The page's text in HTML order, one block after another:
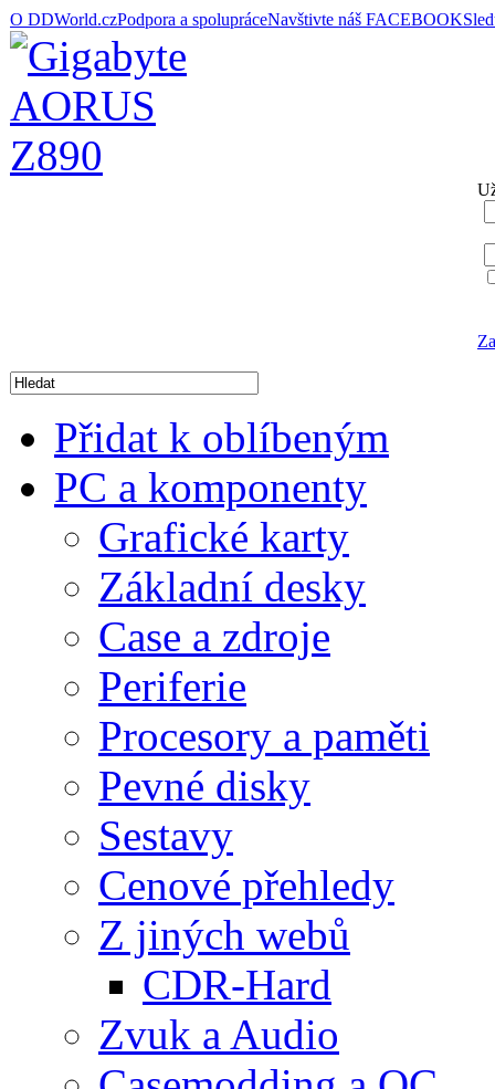
O DDWorld.czPodpora a spolupráceNavštivte náš FACEBOOK
Přidat k oblíbeným
PC a komponenty
Grafické karty
Základní desky
Case a zdroje
Periferie
Procesory a paměti
Pevné disky
Sestavy
Cenové přehledy
Z jiných webů
CDR-Hard
Zvuk a Audio